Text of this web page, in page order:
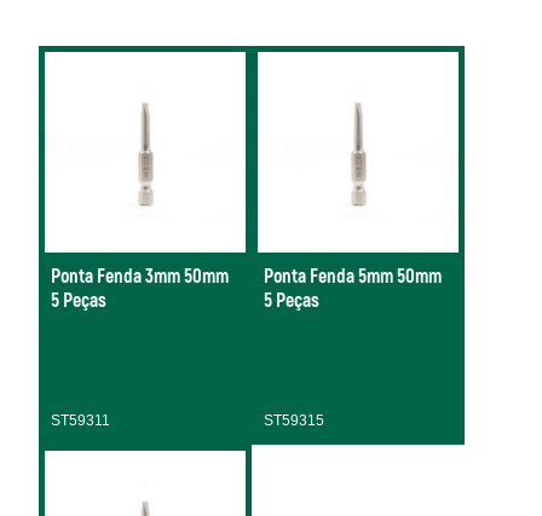
Ponta Fenda 3mm 50mm
5 Peças
ST59311
Ponta Fenda 5mm 50mm
5 Peças
ST59315